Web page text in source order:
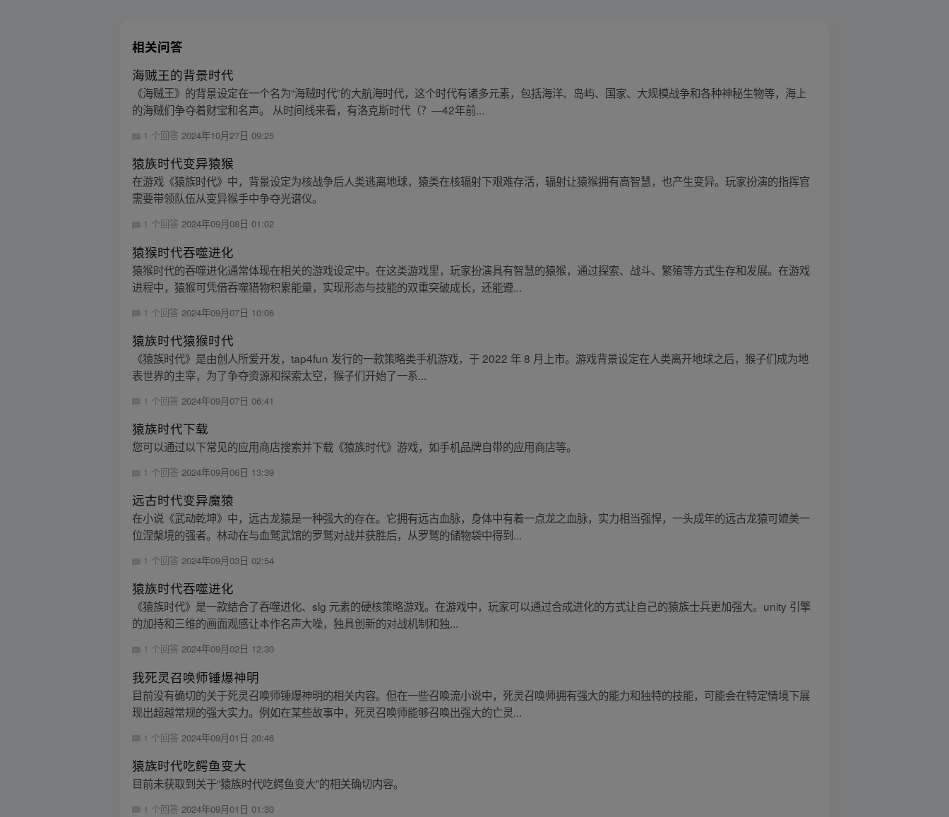
相关问答
海贼王的背景时代
《海贼王》的背景设定在一个名为“海贼时代”的大航海时代，这个时代有诸多元素，包括海洋、岛屿、国家、大规模战争和各种神秘生物等，海上
的海贼们争夺着财宝和名声。 从时间线来看，有洛克斯时代（？—42年前...
1 个回答2024年10月27日 09:25
猿族时代变异猿猴
在游戏《猿族时代》中，背景设定为核战争后人类逃离地球，猿类在核辐射下艰难存活，辐射让猿猴拥有高智慧，也产生变异。玩家扮演的指挥官
需要带领队伍从变异猴手中争夺光谱仪。
1 个回答2024年09月08日 01:02
猿猴时代吞噬进化
猿猴时代的吞噬进化通常体现在相关的游戏设定中。在这类游戏里，玩家扮演具有智慧的猿猴，通过探索、战斗、繁殖等方式生存和发展。在游戏
进程中，猿猴可凭借吞噬猎物积累能量，实现形态与技能的双重突破成长，还能遵...
1 个回答 2024年09月07日 10:06
猿族时代猿猴时代
《猿族时代》是由创人所爱开发，tap4fun 发行的一款策略类手机游戏，于 2022 年 8 月上市。游戏背景设定在人类离开地球之后，猴子们成为地
表世界的主宰，为了争夺资源和探索太空，猴子们开始了一系...
1 个回答 2024年09月07日 06:41
猿族时代下载
您可以通过以下常见的应用商店搜索并下载《猿族时代》游戏，如手机品牌自带的应用商店等。
1 个回答2024年09月06日 13:39
远古时代变异魔猿
在小说《武动乾坤》中，远古龙猿是一种强大的存在。它拥有远古血脉，身体中有着一点龙之血脉，实力相当强悍，一头成年的远古龙猿可媲美一
位涅槃境的强者。林动在与血鹫武馆的罗鹫对战并获胜后，从罗鹫的储物袋中得到...
1 个回答2024年09月03日 02:54
猿族时代吞噬进化
《猿族时代》是一款结合了吞噬进化、slg 元素的硬核策略游戏。在游戏中，玩家可以通过合成进化的方式让自己的猿族士兵更加强大。unity 引擎
的加持和三维的画面观感让本作名声大噪，独具创新的对战机制和独...
1 个回答2024年09月02日 12:30
我死灵召唤师锤爆神明
目前没有确切的关于死灵召唤师锤爆神明的相关内容。但在一些召唤流小说中，死灵召唤师拥有强大的能力和独特的技能，可能会在特定情境下展
现出超越常规的强大实力。例如在某些故事中，死灵召唤师能够召唤出强大的亡灵...
1 个回答 2024年09月01日 20:46
猿族时代吃鳄鱼变大
目前未获取到关于“猿族时代吃鳄鱼变大”的相关确切内容。
1 个回答 2024年09月01日 01:30